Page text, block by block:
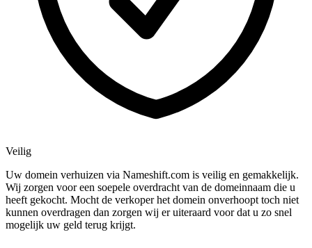
Veilig
Uw domein verhuizen via Nameshift.com is veilig en gemakkelijk.
Wij zorgen voor een soepele overdracht van de domeinnaam die u
heeft gekocht. Mocht de verkoper het domein onverhoopt toch niet
kunnen overdragen dan zorgen wij er uiteraard voor dat u zo snel
mogelijk uw geld terug krijgt.